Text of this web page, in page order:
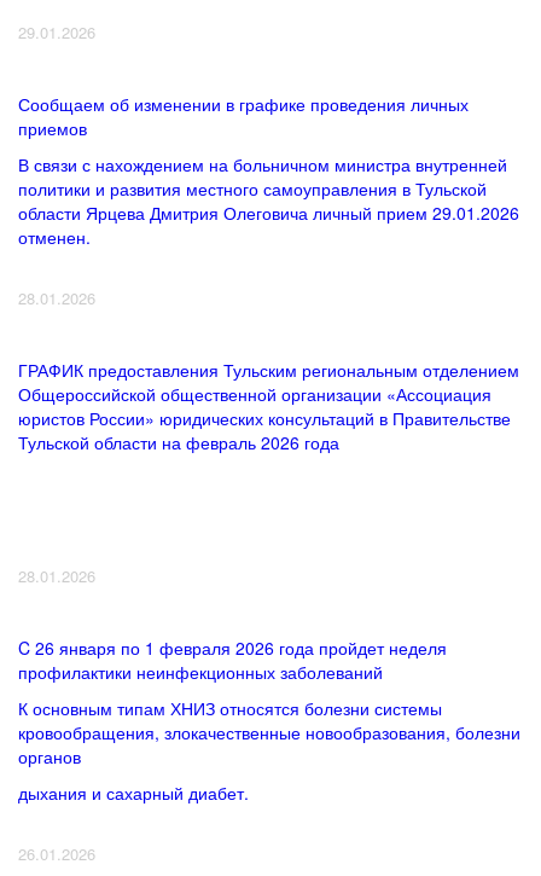
29.01.2026
Сообщаем об изменении в графике проведения личных
приемов
В связи с нахождением на больничном министра внутренней
политики и развития местного самоуправления в Тульской
области Ярцева Дмитрия Олеговича личный прием 29.01.2026
отменен.
28.01.2026
ГРАФИК предоставления Тульским региональным отделением
Общероссийской общественной организации «Ассоциация
юристов России» юридических консультаций в Правительстве
Тульской области на февраль 2026 года
28.01.2026
C 26 января по 1 февраля 2026 года пройдет неделя
профилактики неинфекционных заболеваний
К основным типам ХНИЗ относятся болезни системы
кровообращения, злокачественные новообразования, болезни
органов
дыхания и сахарный диабет.
26.01.2026